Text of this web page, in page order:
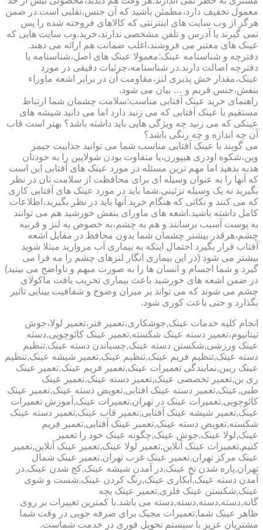
معمول تخفیف دارد،مطمئن باشید که آن جنس،تقلبی است.در ضمن
هرگز از وب سایت های اینترنتی که کالاهای فروخته شده را پس
نمی گیرند یا آدرس و تلفن مشخصی ندارند،خرید.وب سایت هایی که
عینک های معتبر می فروشند،اغلب ضمانت هم ارائه می دهند.
دفترچه و شناسنامه عینک:معمولا عینک های اصل،شناسنامه یا
دفترچه اصالت دارند.در شناسنامه،جزئیات دقیقی در مورد
عینک،مقدار خش پذیری لنز،مقاومت آن در برابر اشعه ماوراء
بنفش،جنس فریم و … بیان می شود.
راهنمای خرید عینک آفتابی مناسب:سلامت چشمان شما ارتباط
مستقیم با عینک آفتابی که می زنید دارد اما می دانید شیشه های
عینکی که می زنید چه ویژگی هایی باید داشته باشد؟ بهتر است قاب
آن چه اندازه و چه رنگی باشد؟
می گویند با عینک آفتابی مناسب شما می توانید جذابیت جیمز
وین،شکوه اودری هیپورن،یا متفاوت بودن شولاپین را به خودتان
هدیه بدهید اما مهم ترین مسئله در مورد عینک های آفتابی این است
که آنها را به عنوان وسیله ای برای محافظت از سلامت تان در نظر
بگیرید نه یک وسیله تزئینی.شما باید در مورد عینک های آفتابی کاری
که می کنند و نکاتی که هنگام خرید آنها باید در نظر بگیرید،اطلاعات
کامل داشته باشید.اشعه های ماورای بنفش خورشید هم می توانند
به پوست آسیب برسانند و هم به چشم،به خصوص به لنز و قرنیه
چشم،هرقدر بیشتر چشمان شما بدون محافظ در مقابل اشعه
آفتاب قرار بگیرد احتمال اینکه به بیماری آب مروارید مبتلا شوید
بیشتر می شود (در این بیماری انگار لنزهای چشم را مه فرا می
گیرد و شما اجسام و انسان ها را به صورت مبهم و ناواضح می بینید)
در ضمن اشعه های خورشید باعث بیماری تخریب بافت ماکولای
چشم می شوند که می تواند بر میزان وضوح و شفافیت بینایی تاثیر
بگذارد و حتی باعث کوری شود.
انجام کلیه خدمات عینک,جوشکاری،تعمیر فنر،تعمیر لولا،جوش
تیتانیوم،تعمیر دسته عینک شکسته,تعمیر عینک کائوچویی,دسته
عینک ورزشی,شکستن دسته عینک,چسباندن دسته عینک,تنظیم
دسته عینک,تنظیم فریم عینک,تنظیم عینک,تعمیر شیشه عینک,تنظیم
عینک ریبن,نمایندگی تعمیرات عینک,تعمیر فریم عینک,تعمیر عینک
ری بن,تعمیر تخصصی عینک,تعمیر دسته عینک,تعمیر عینک
طبی,عینک,تعمیر دسته عینک افتابی,تعویض دسته عینک,تعمیر عینک
کائوچویی,تعمیرات عینک در تهران,تعمیرات عینک,آموزش تعمیرات
عینک,تعمیر شیشه عینک آفتابی,تعمیر قاب عینک,تعمیر دسته عینک
شکسته,تعویض دسته عینک,تعمیر عینک آفتابی,تعمیر فریم
عینک,لولا عینک,جوش عینک,چگونه عینک خود را تعمیر
کنیم,تعمیرات عینک آنلاین,تعمیر لولا عینک,تعمیر عینک آنلاین,تعمیر
عینک مرکز تهران,تعمیر عینک غرب تهران,تعمیر عینک شمال
تهران,پاره شدن نخ عینک,در آمدن شیشه عینک,کج شدن عینک,در
آمدن دسته عینک,آبکاری عینک,رنگ کردن عینک,شست و شوی
عینک,شکستن عینک فلزی,تعمیر عینک بچه
گانه,دسته,دسته,دسته,دسته می باشد.با کمترین تغییرات بر روی
ظاهر عینک شما,تعمیرات مجیک برای صرفه جویی در وقت شما
مشتریان عزیز با سیستم تحویل فوری در خدمت شماست.